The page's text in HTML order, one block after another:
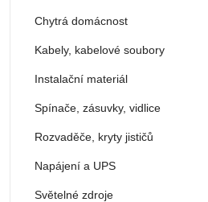
Chytrá domácnost
Kabely, kabelové soubory
Instalační materiál
Spínače, zásuvky, vidlice
Rozvaděče, kryty jističů
Napájení a UPS
Světelné zdroje